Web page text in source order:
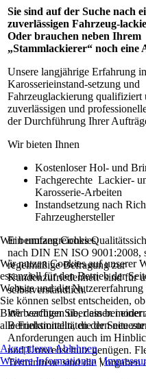
Sie sind auf der Suche nach
zuverlässigen Fahrzeug-
Oder brauchen neben Ihrem
„Stammlackierer“ noch eine
Unsere langjährige Erfahrung
Karosserieinstand-setzung und
Fahrzeuglackierung qualifiziert
zuverlässigen und
der Durchführung Ihrer
Wir bieten Ihnen
Kostenloser Hol- und
Fachgerechte Lackier-
Karosserie-Arbeiten
Instandsetzung nach
Fahrzeughersteller
Ein umfangreiches
nach DIN EN ISO 9001:2008,
regelmäßige Befragung zur
Kundenzufriedenheit sind für
selbstverständlich.
Wir verfügen über einen
Betriebsmitteln, die den
Anforderungen auch im
und Umweltschutz genügen.
Termintreue sind die Vorgaben
Wir benutzen Cookies
Wir nutzen Cookies auf unserer
essenziell für den Betrieb der
Website und die
Sie können selbst entscheiden,
Bitte beachten Sie, dass bei
alle Funktionalitäten der Seite
AkzeptierenAblehnen
Weitere Informationen |